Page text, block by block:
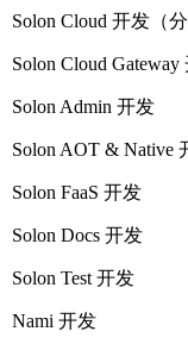
Solon Cloud 开发（
Solon Cloud Gateway
Solon Admin 开发
Solon AOT & Native
Solon FaaS 开发
Solon Docs 开发
Solon Test 开发
Nami 开发